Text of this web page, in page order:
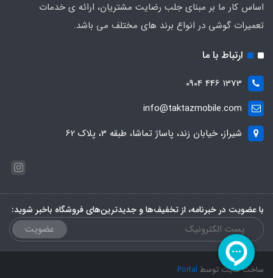
اساس کار ما بر مبنای جلب رضایت مشتریان، ارائه ی خدمات
تعمیرات گوشی در انواع برند های مختلف می باشد.
ارتباط با ما
1373 446 0904
info@taktazmobile.com
شیراز، خیابان زند، پاساژ تماشا، طبقه 3، پلاک 62
با عضویت در خبرنامه، از تخفیف‌ها و جدیدترین‌های فروشگاه باخبر شوید:
عضویت
ساخت سایت توسط Portal